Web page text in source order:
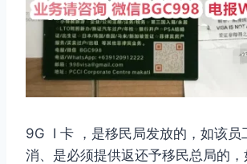
9G I 卡 ，是移民局发放的，如该员
消、是必须提供返还予移民总局的，